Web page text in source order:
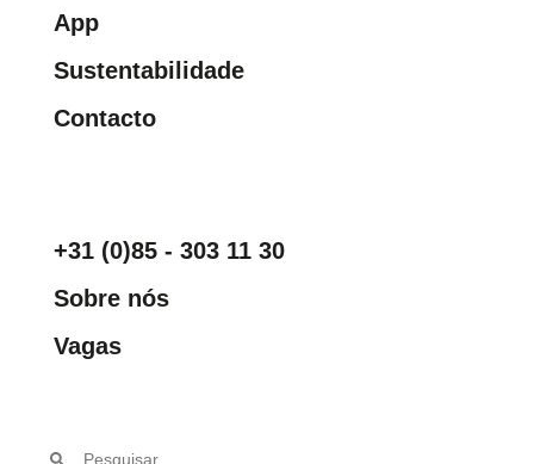
App
Sustentabilidade
Contacto
+31 (0)85 - 303 11 30
Sobre nós
Vagas